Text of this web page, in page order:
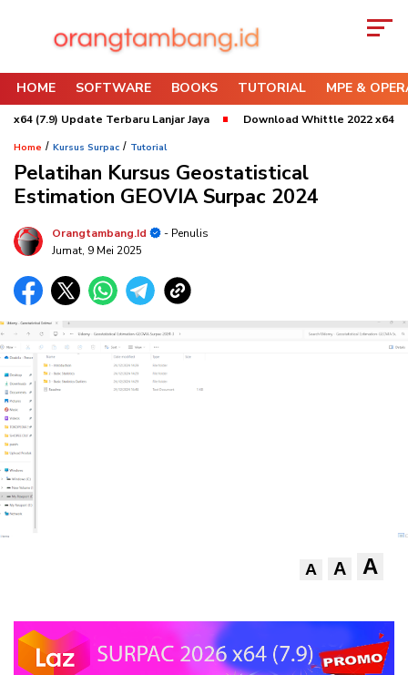
HOME SOFTWARE BOOKS TUTORIAL MPE &
Update Terbaru Lanjar Jaya Download Whittle 2022 x64 Refresh
Home / Kursus Surpac / Tutorial
Pelatihan Kursus Geostatistical
Estimation GEOVIA Surpac 2024
Orangtambang.id
- Penulis
Jumat, 9 Mei 2025
A A A